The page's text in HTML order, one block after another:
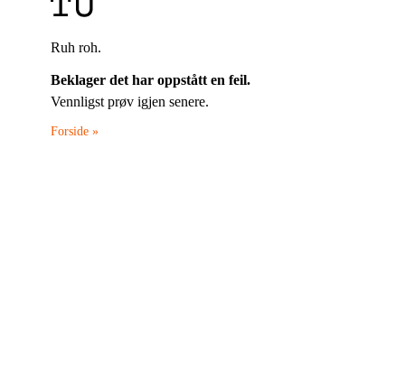
Ruh roh.
Beklager det har oppstått en feil.
Vennligst prøv igjen senere.
Forside »